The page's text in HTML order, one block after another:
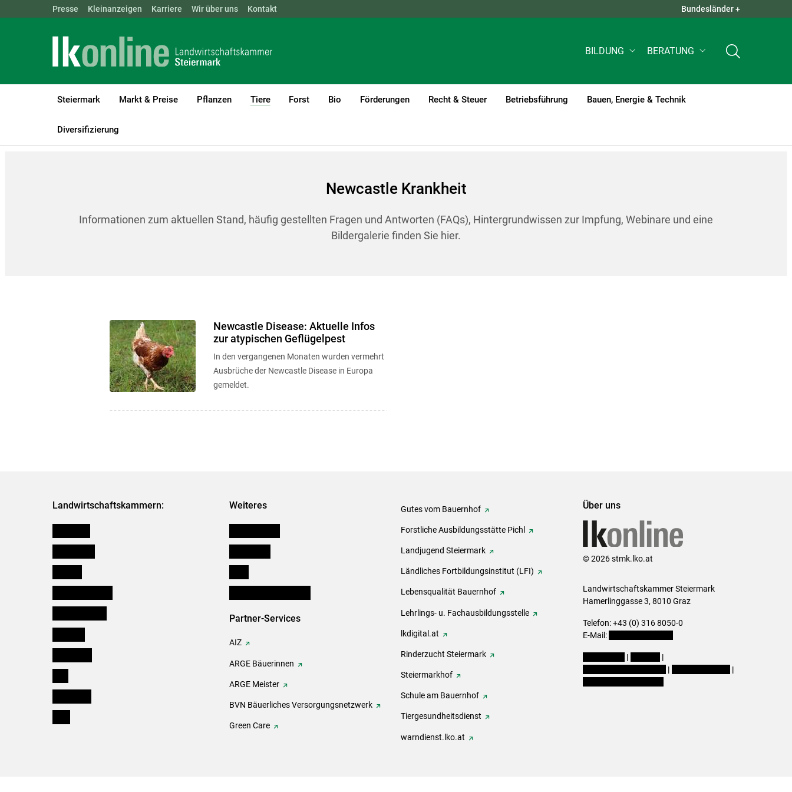
Skip to main content
Landwirtschaftskammern: ÖSTERREICH BGLD KTN NÖ QUICK LINKS +
Presse Kleinanzeigen Karriere Wir über uns Kontakt Bundesländer +
BILDUNG BERATUNG
Steiermark Markt & Preise Pflanzen Tiere
(current)1
Forst Bio Förderungen Recht & Steuer Betriebsführung Bauen, Energie & Technik
Diversifizierung
LK Steiermark Tiere
Newcastle Krankheit
Informationen zum aktuellen Stand, häufig gestellten Fragen und Antworten (FAQs), Hintergrundwissen zur Impfung, Webinare und eine
Bildergalerie finden Sie hier.
Newcastle Disease: Aktuelle Infos
zur atypischen Geflügelpest
In den vergangenen Monaten wurden vermehrt
Ausbrüche der Newcastle Disease in Europa
gemeldet.
Landwirtschaftskammern: Weiteres
Partner-Services
AIZ
ARGE Bäuerinnen
ARGE Meister
BVN Bäuerliches Versorgungsnetzwerk
Green Care
Gutes vom Bauernhof
Forstliche Ausbildungsstätte Pichl
Landjugend Steiermark
Ländliches Fortbildungsinstitut (LFI)
Lebensqualität Bauernhof
Lehrlings- u. Fachausbildungsstelle
lkdigital.at
Rinderzucht Steiermark
Steiermarkhof
Schule am Bauernhof
Tiergesundheitsdienst
warndienst.lko.at
Über uns
© 2026 stmk.lko.at
Landwirtschaftskammer Steiermark
Hamerlinggasse 3, 8010 Graz
Telefon: +43 (0) 316 8050-0
E-Mail:
|
|
|
|